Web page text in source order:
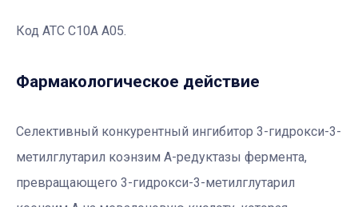
Код АТС С10А А05.
Фармакологическое действие
Селективный конкурентный ингибитор 3-гидрокси-3-
метилглутарил коэнзим А-редуктазы фермента,
превращающего 3-гидрокси-3-метилглутарил